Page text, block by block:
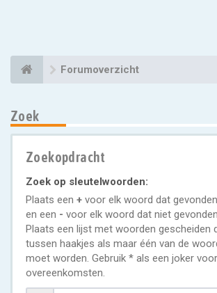
Forumoverzicht
Zoek
Zoekopdracht
Zoek op sleutelwoorden:
Plaats een + voor elk woord dat
en een - voor elk woord dat niet
Plaats een lijst met woorden gescheiden
tussen haakjes als maar één van de
moet worden. Gebruik * als een joker
overeenkomsten.